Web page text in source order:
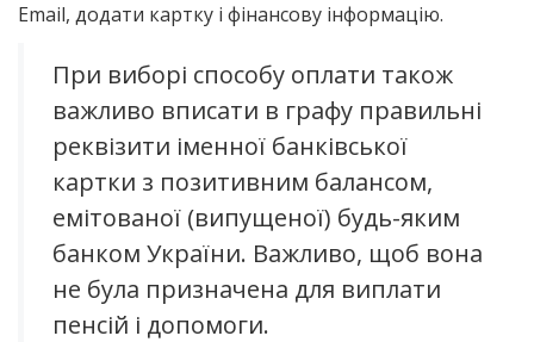
Email, додати картку і фінансову інформацію.
При виборі способу оплати також
важливо вписати в графу правильні
реквізити іменної банківської
картки з позитивним балансом,
емітованої (випущеної) будь-яким
банком України. Важливо, щоб вона
не була призначена для виплати
пенсій і допомоги.